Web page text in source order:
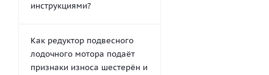
инструкциями?
Как редуктор подвесного
лодочного мотора подаёт
признаки износа шестерён и